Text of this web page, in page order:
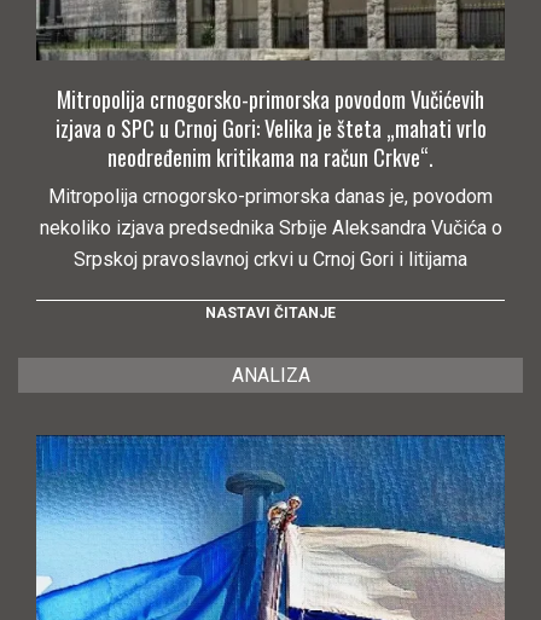
Mitropolija crnogorsko-primorska povodom Vučićevih
izjava o SPC u Crnoj Gori: Velika je šteta „mahati vrlo
neodređenim kritikama na račun Crkve“.
Mitropolija crnogorsko-primorska danas je, povodom
nekoliko izjava predsednika Srbije Aleksandra Vučića o
Srpskoj pravoslavnoj crkvi u Crnoj Gori i litijama
NASTAVI ČITANJE
ANALIZA